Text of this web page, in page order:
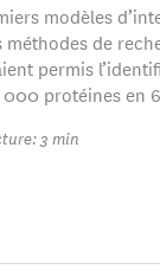
modèles
de
permis
000 protéines en
3 min